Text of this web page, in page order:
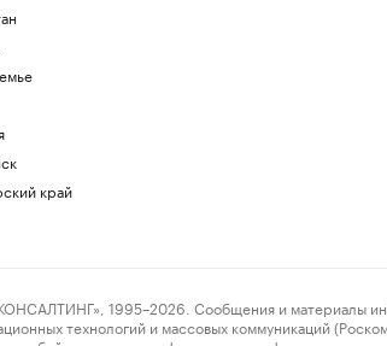
край
1995–2026. Сообщения и материалы
технологий и массовых коммуникаций